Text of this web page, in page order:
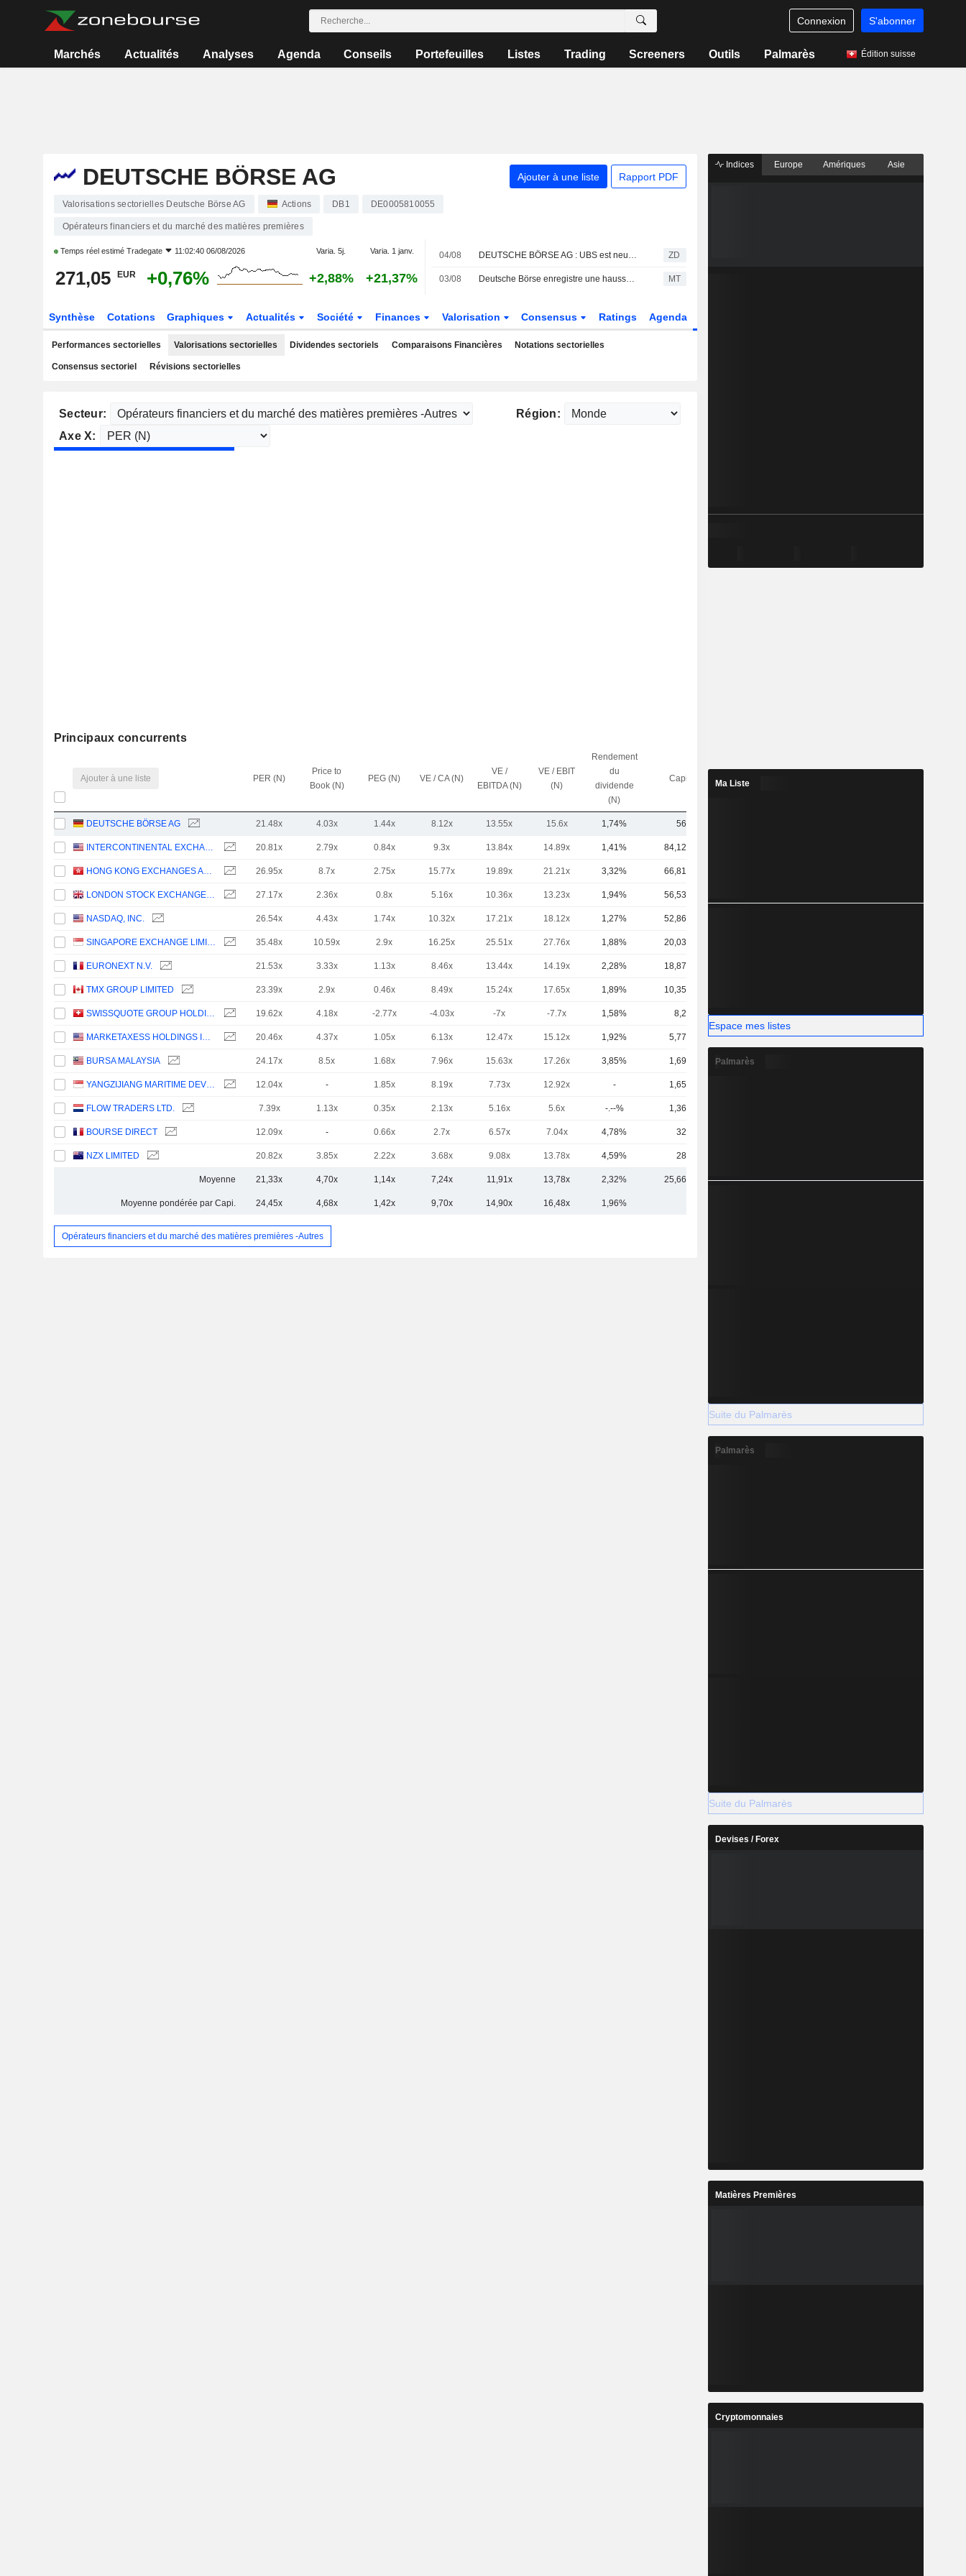
Connexion S'abonner
Marchés Actualités Analyses Agenda Conseils Portefeuilles Listes Trading Screeners Outils Palmarès Édition suisse
DEUTSCHE BÖRSE AG Ajouter à une liste Rapport PDF
Valorisations sectorielles Deutsche Börse AG Actions DB1 DE0005810055
Opérateurs financiers et du marché des matières premières
Temps réel estimé Tradegate 11:02:40 06/08/2026 Varia. 5j. Varia. 1 janv.
271,05 EUR +0,76% +2,88% +21,37%
04/08 DEUTSCHE BÖRSE AG : UBS est neutre sur le titre ZD
03/08 Deutsche Börse enregistre une hausse de ses volumes d'échanges en juillet MT
Synthèse Cotations Graphiques Actualités Société Finances Valorisation Consensus Ratings Agenda
Performances sectorielles Valorisations sectorielles Dividendes sectoriels Comparaisons Financières Notations sectorielles
Consensus sectoriel Révisions sectorielles
Secteur:
Région:
Axe X:
Principaux concurrents
Ajouter à une liste PER (N)
Price to
Book (N)
PEG (N) VE / CA (N)
VE /
EBITDA (N)
VE / EBIT
(N)
Rendement
du
dividende
(N)
Capi.($)
DEUTSCHE BÖRSE AG 21.48x 4.03x 1.44x 8.12x 13.55x 15.6x 1,74% 56 Md
INTERCONTINENTAL EXCHANGE, INC. 20.81x 2.79x 0.84x 9.3x 13.84x 14.89x 1,41% 84,12 Md
HONG KONG EXCHANGES AND CLEARING LIMITED 26.95x 8.7x 2.75x 15.77x 19.89x 21.21x 3,32% 66,81 Md
LONDON STOCK EXCHANGE GROUP PLC 27.17x 2.36x 0.8x 5.16x 10.36x 13.23x 1,94% 56,53 Md
NASDAQ, INC. 26.54x 4.43x 1.74x 10.32x 17.21x 18.12x 1,27% 52,86 Md
SINGAPORE EXCHANGE LIMITED 35.48x 10.59x 2.9x 16.25x 25.51x 27.76x 1,88% 20,03 Md
EURONEXT N.V. 21.53x 3.33x 1.13x 8.46x 13.44x 14.19x 2,28% 18,87 Md
TMX GROUP LIMITED 23.39x 2.9x 0.46x 8.49x 15.24x 17.65x 1,89% 10,35 Md
SWISSQUOTE GROUP HOLDING SA 19.62x 4.18x -2.77x -4.03x -7x -7.7x 1,58% 8,2 Md
MARKETAXESS HOLDINGS INC. 20.46x 4.37x 1.05x 6.13x 12.47x 15.12x 1,92% 5,77 Md
BURSA MALAYSIA 24.17x 8.5x 1.68x 7.96x 15.63x 17.26x 3,85% 1,69 Md
YANGZIJIANG MARITIME DEVELOPMENT LTD. 12.04x - 1.85x 8.19x 7.73x 12.92x - 1,65 Md
FLOW TRADERS LTD. 7.39x 1.13x 0.35x 2.13x 5.16x 5.6x -.--% 1,36 Md
BOURSE DIRECT 12.09x - 0.66x 2.7x 6.57x 7.04x 4,78% 324 M
NZX LIMITED 20.82x 3.85x 2.22x 3.68x 9.08x 13.78x 4,59% 287 M
Moyenne 21,33x 4,70x 1,14x 7,24x 11,91x 13,78x 2,32% 25,66 Md
Moyenne pondérée par Capi. 24,45x 4,68x 1,42x 9,70x 14,90x 16,48x 1,96%
Opérateurs financiers et du marché des matières premières -Autres
Indices Europe Amériques Asie
Ma Liste
Espace mes listes
Palmarès
Suite du Palmarès
Palmarès
Suite du Palmarès
Devises / Forex
Matières Premières
Cryptomonnaies